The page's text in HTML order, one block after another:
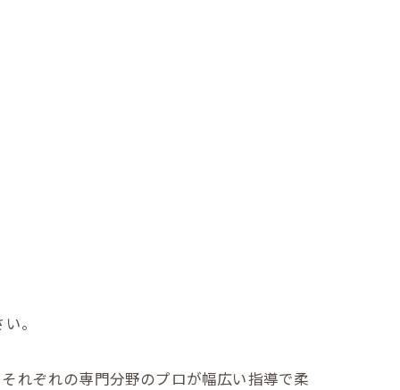
。
れぞれの専門分野のプロが幅広い指導で柔